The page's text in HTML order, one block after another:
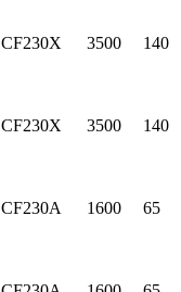
CF230X 3500 140
CF230X 3500 140
CF230A 1600 65